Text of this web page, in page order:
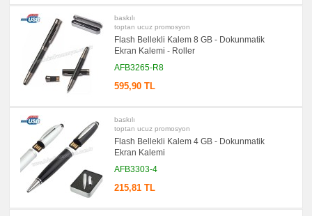
baskılı
toptan ucuz promosyon
Flash Bellekli Kalem 8 GB - Dokunmatik
Ekran Kalemi - Roller
AFB3265-R8
595,90 TL
baskılı
toptan ucuz promosyon
Flash Bellekli Kalem 4 GB - Dokunmatik
Ekran Kalemi
AFB3303-4
215,81 TL
Not
Tutucu
promosyon
Bilgisayar
Aksesuarları
promosyon